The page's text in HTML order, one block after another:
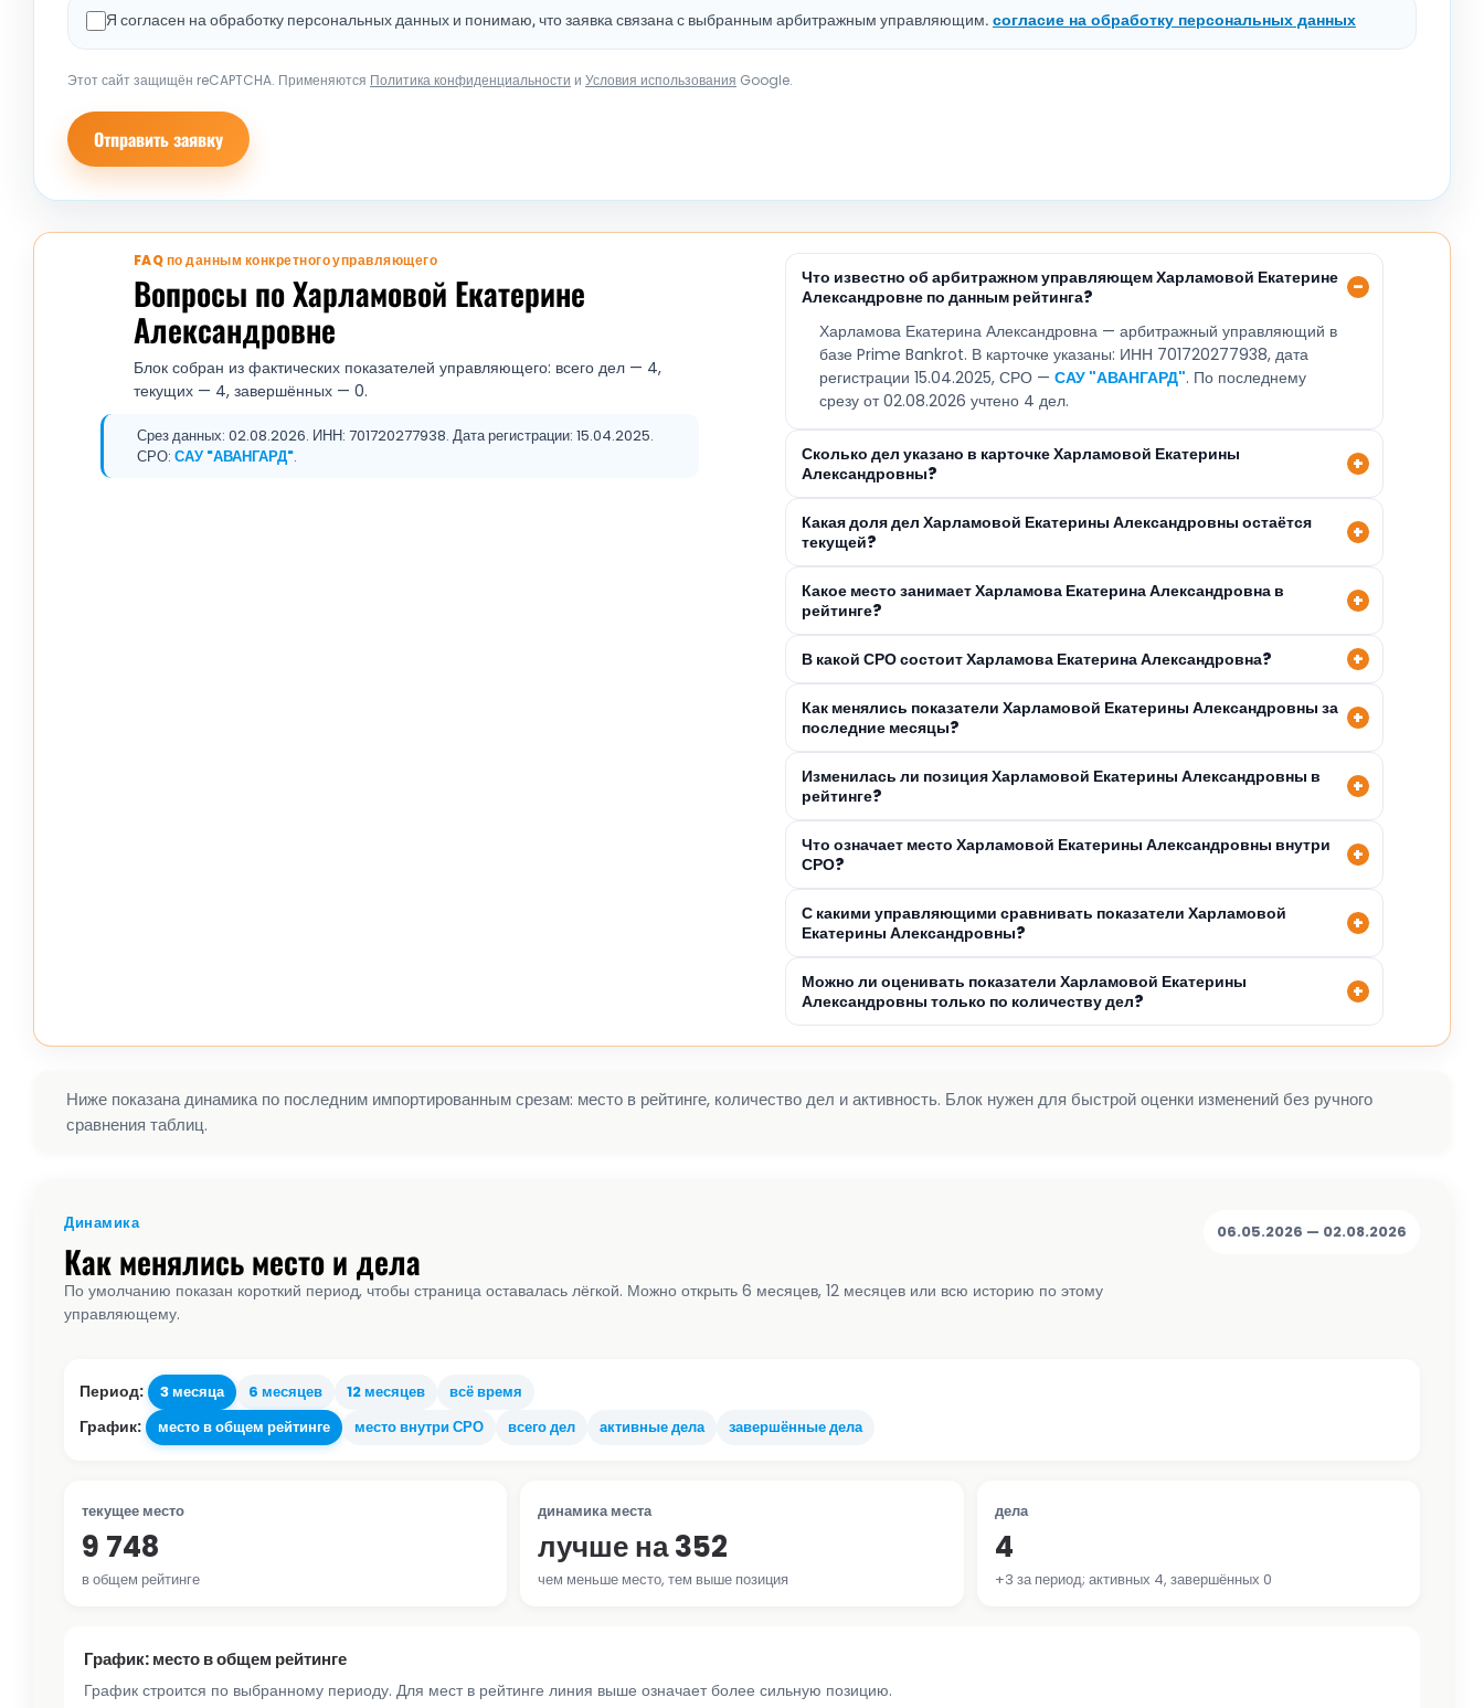
Я согласен на обработку персональных данных и понимаю, что заявка связана с выбранным арбитражным управляющим.согласие на обработку персональных данных
Этот сайт защищён reCAPTCHA. Применяются Политика конфиденциальности и Условия использования Google.
Отправить заявку
FAQ по данным конкретного управляющего
Вопросы по Харламовой Екатерине
Александровне
Блок собран из фактических показателей управляющего: всего дел — 4,
текущих — 4, завершённых — 0.
Срез данных: 02.08.2026. ИНН: 701720277938. Дата регистрации: 15.04.2025.
СРО: САУ "АВАНГАРД".
Что известно об арбитражном управляющем Харламовой Екатерине
Александровне по данным рейтинга?
Харламова Екатерина Александровна — арбитражный управляющий в
базе Prime Bankrot. В карточке указаны: ИНН 701720277938, дата
регистрации 15.04.2025, СРО — САУ "АВАНГАРД". По последнему
срезу от 02.08.2026 учтено 4 дел.
Сколько дел указано в карточке Харламовой Екатерины
Александровны?
Какая доля дел Харламовой Екатерины Александровны остаётся
текущей?
Какое место занимает Харламова Екатерина Александровна в
рейтинге?
В какой СРО состоит Харламова Екатерина Александровна?
Как менялись показатели Харламовой Екатерины Александровны за
последние месяцы?
Изменилась ли позиция Харламовой Екатерины Александровны в
рейтинге?
Что означает место Харламовой Екатерины Александровны внутри
СРО?
С какими управляющими сравнивать показатели Харламовой
Екатерины Александровны?
Можно ли оценивать показатели Харламовой Екатерины
Александровны только по количеству дел?
Ниже показана динамика по последним импортированным срезам: место в рейтинге, количество дел и активность. Блок нужен для быстрой оценки изменений без ручного
сравнения таблиц.
Динамика
Как менялись место и дела
По умолчанию показан короткий период, чтобы страница оставалась лёгкой. Можно открыть 6 месяцев, 12 месяцев или всю историю по этому
управляющему.
06.05.2026 — 02.08.2026
Период: 3 месяца 6 месяцев 12 месяцев всё время
График: место в общем рейтинге место внутри СРО всего дел активные дела завершённые дела
текущее место
9 748
в общем рейтинге
динамика места
лучше на 352
чем меньше место, тем выше позиция
дела
4
+3 за период; активных 4, завершённых 0
График: место в общем рейтинге
График строится по выбранному периоду. Для мест в рейтинге линия выше означает более сильную позицию.